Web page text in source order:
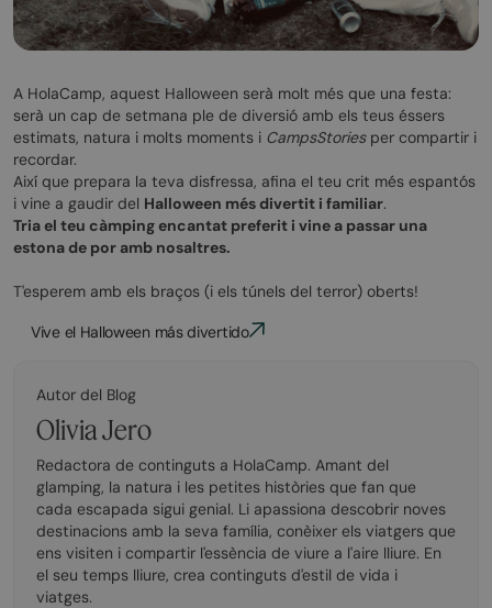
A HolaCamp, aquest Halloween serà molt més que una festa:
serà un cap de setmana ple de diversió amb els teus éssers
estimats, natura i molts moments i CampsStoriesper compartir i
recordar.
Així que prepara la teva disfressa, afina el teu crit més espantós
i vine a gaudir del Halloween més divertit i familiar.
Tria el teu càmping encantat preferit i vine a passar una
estona de por amb nosaltres.
T'esperem amb els braços (i els túnels del terror) oberts!
Vive el Halloween más divertido
Autor del Blog
Olivia Jero
Redactora de continguts a HolaCamp. Amant del
glamping, la natura i les petites històries que fan que
cada escapada sigui genial. Li apassiona descobrir noves
destinacions amb la seva família, conèixer els viatgers que
ens visiten i compartir l'essència de viure a l'aire lliure. En
el seu temps lliure, crea continguts d'estil de vida i
viatges.